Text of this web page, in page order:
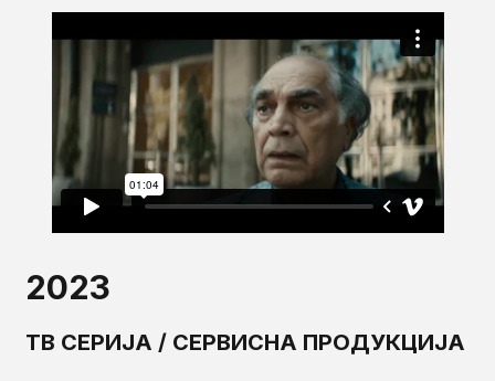
2023
ТВ СЕРИЈА / СЕРВИСНА ПРОДУКЦИЈА